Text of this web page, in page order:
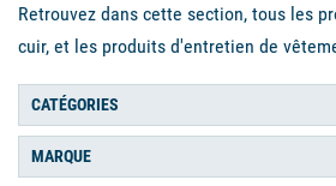
Retrouvez dans cette section, tous les
cuir, et les produits d'entretien de
et bien d'autres encore.
CATÉGORIES
MARQUE